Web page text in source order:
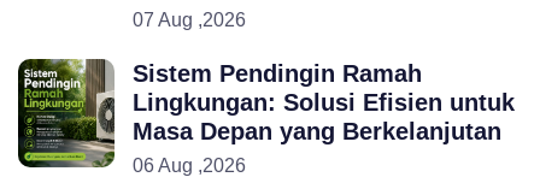
07 Aug ,2026
Sistem Pendingin Ramah
Lingkungan: Solusi Efisien untuk
Masa Depan yang Berkelanjutan
06 Aug ,2026